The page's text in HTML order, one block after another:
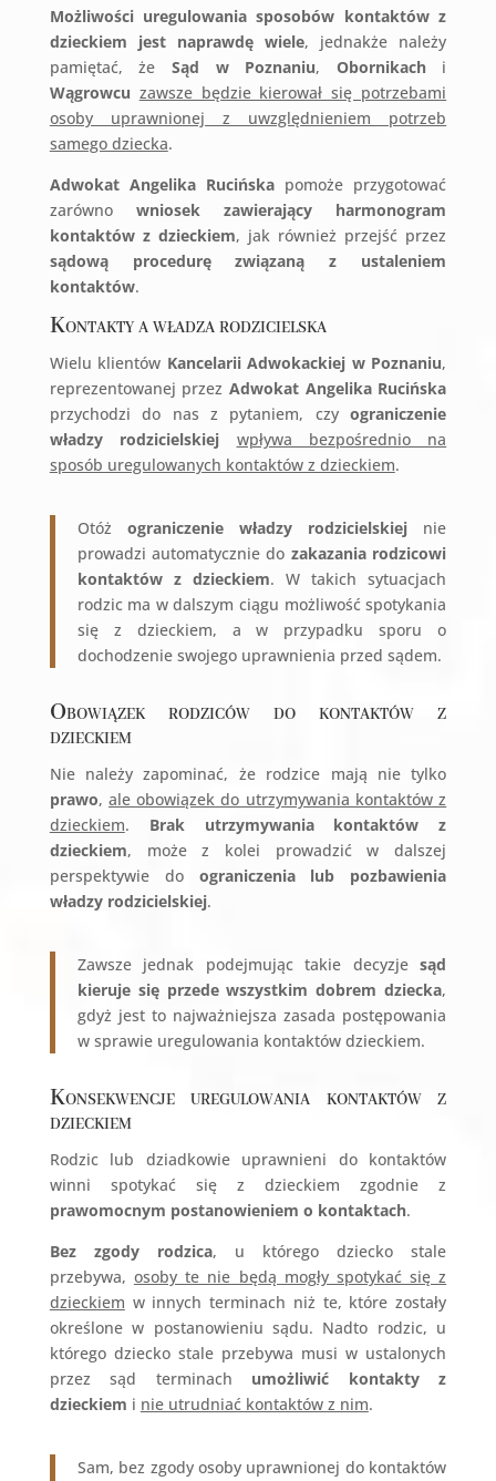
Możliwości uregulowania sposobów kontaktów z
dzieckiem jest naprawdę wiele, jednakże należy
pamiętać, że Sąd w Poznaniu, Obornikachi
Wągrowcu zawsze będzie kierował się potrzebami
osoby uprawnionej z uwzględnieniem potrzeb
samego dziecka.
Adwokat Angelika Rucińska pomoże przygotować
zarówno wniosek zawierający harmonogram
kontaktów z dzieckiem, jak również przejść przez
sądową procedurę związaną z ustaleniem
kontaktów.
Kontakty a władza rodzicielska
Wielu klientów Kancelarii Adwokackiej w Poznaniu,
reprezentowanej przez Adwokat Angelika Rucińska
przychodzi do nas z pytaniem, czyograniczenie
władzy rodzicielskiej
wpływa bezpośrednio na
sposób uregulowanych kontaktów z dzieckiem.
Otóż ograniczenie władzy rodzicielskiej nie
prowadzi automatycznie do zakazania rodzicowi
kontaktów z dzieckiem. W takich sytuacjach
rodzic ma w dalszym ciągu możliwość spotykania
się z dzieckiem, a w przypadku sporu o
dochodzenie swojego uprawnienia przed sądem.
Obowiązek rodziców do kontaktów z
dzieckiem
Nie należy zapominać, że rodzice mają nie tylko
prawo,ale obowiązek do utrzymywania kontaktów z
dzieckiem. Brak utrzymywania kontaktów z
dzieckiem, może z kolei prowadzić w dalszej
perspektywie do ograniczenia lub pozbawienia
władzy rodzicielskiej.
Zawsze jednak podejmując takie decyzjesąd
kieruje się przede wszystkim dobrem dziecka,
gdyż jest to najważniejsza zasada postępowania
w sprawie uregulowania kontaktów dzieckiem.
Konsekwencje uregulowania kontaktów z
dzieckiem
Rodzic lub dziadkowie uprawnieni do kontaktów
winni spotykać się z dzieckiem zgodnie z
prawomocnym postanowieniem o kontaktach.
Bez zgody rodzica, u którego dziecko stale
przebywa, osoby te nie będą mogły spotykać się z
dzieckiem w innych terminach niż te, które zostały
określone w postanowieniu sądu. Nadto rodzic, u
którego dziecko stale przebywa musi w ustalonych
przez sąd terminach umożliwić kontakty z
dzieckiem i nie utrudniać kontaktów z nim.
Sam, bez zgody osoby uprawnionej do kontaktów